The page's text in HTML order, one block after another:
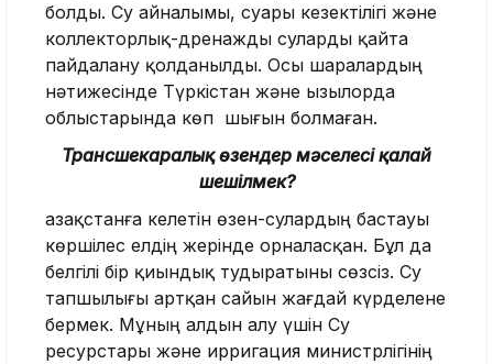
болды. Су айналымы, суары кезектілігі және
коллекторлық-дренажды суларды қайта
пайдалану қолданылды. Осы шаралардың
нәтижесінде Түркістан және Қызылорда
облыстарында көп шығын болмаған.
Трансшекаралық өзендер мәселесі қалай
шешілмек?
Қазақстанға келетін өзен-сулардың бастауы
көршілес елдің жерінде орналасқан. Бұл да
белгілі бір қиындық тудыратыны сөзсіз. Су
тапшылығы артқан сайын жағдай күрделене
бермек. Мұның алдын алу үшін Су
ресурстары және ирригация министрлігінің